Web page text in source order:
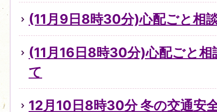
(11月9日8時30分)心配ごと相
(11月16日8時30分)心配ごと
て
12月10日8時30分 冬の交通安